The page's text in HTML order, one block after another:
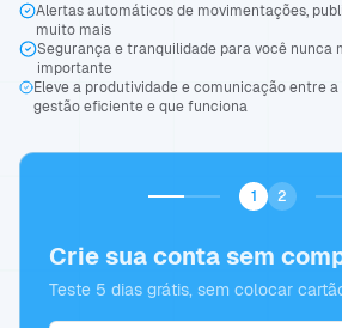
Alertas automáticos de movimentações,
muito mais
Segurança e tranquilidade para você nunca
importante
Eleve a produtividade e comunicação entre
gestão eficiente e que funciona
1 2
Crie sua conta sem
Teste 5 dias grátis, sem colocar